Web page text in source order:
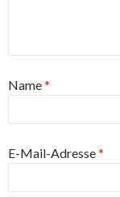
Name*
E-Mail-Adresse*